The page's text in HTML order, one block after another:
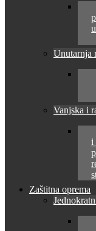
Unutarnja
Vanjska i
i
Zaštitna oprema